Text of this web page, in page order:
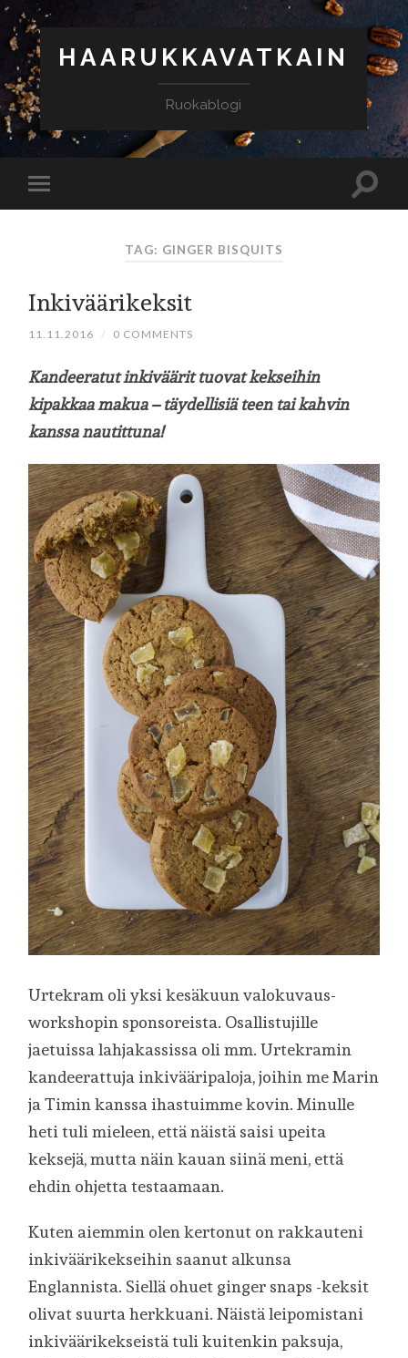
HAARUKKAVATKAIN
Ruokablogi
TAG: GINGER BISQUITS
Inkiväärikeksit
11.11.2016 / 0 COMMENTS
Kandeeratut inkiväärit tuovat kekseihin
kipakkaa makua – täydellisiä teen tai kahvin
kanssa nautittuna!
Urtekram oli yksi kesäkuun valokuvaus-
workshopin sponsoreista. Osallistujille
jaetuissa lahjakassissa oli mm. Urtekramin
kandeerattuja inkivääripaloja, joihin me Marin
ja Timin kanssa ihastuimme kovin. Minulle
heti tuli mieleen, että näistä saisi upeita
keksejä, mutta näin kauan siinä meni, että
ehdin ohjetta testaamaan.
Kuten aiemmin olen kertonut on rakkauteni
inkiväärikekseihin saanut alkunsa
Englannista. Siellä ohuet ginger snaps -keksit
olivat suurta herkkuani. Näistä leipomistani
inkiväärikekseistä tuli kuitenkin paksuja,